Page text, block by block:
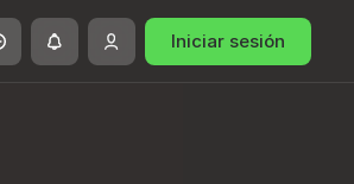
Iniciar sesión